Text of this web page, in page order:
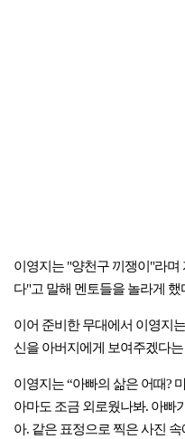
이영지는 "양천구 끼쟁이"라며
다"고 말해 멘토들을 놀라게 했
이어 준비한 무대에서 이영지
신을 아버지에게 보여주겠다
이영지는 “아빠의 삶은 어때?
아마도 조금 외로웠나봐. 아빠
아. 같은 표정으로 찍은 사진